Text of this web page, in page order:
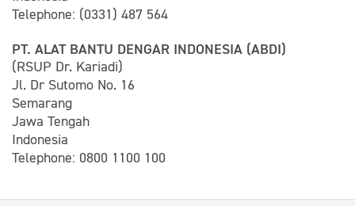
Telephone: (0331) 487 564
PT. ALAT BANTU DENGAR INDONESIA (ABDI)
(RSUP Dr. Kariadi)
Jl. Dr Sutomo No. 16
Semarang
Jawa Tengah
Indonesia
Telephone: 0800 1100 100